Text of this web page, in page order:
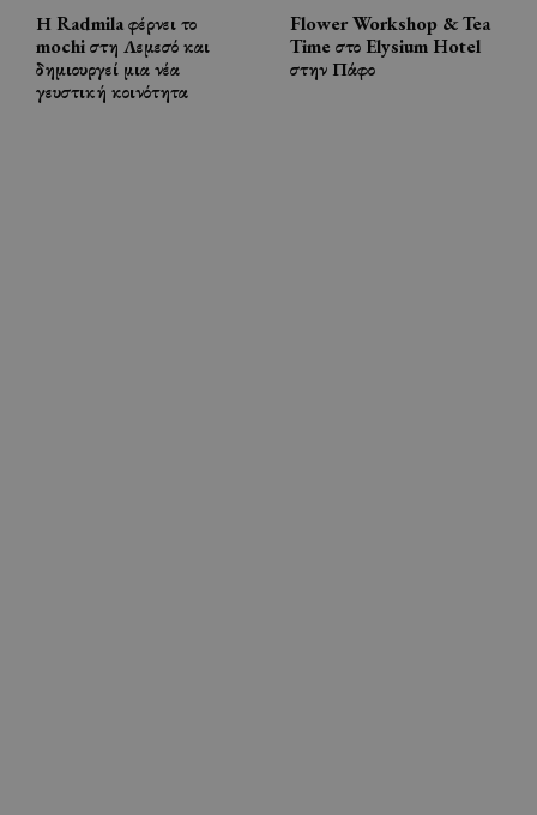
Η Radmila φέρνει το
mochi στη Λεμεσό και
δημιουργεί μια νέα
γευστική κοινότητα
Flower Workshop & Tea
Time στο Elysium Hotel
στην Πάφο